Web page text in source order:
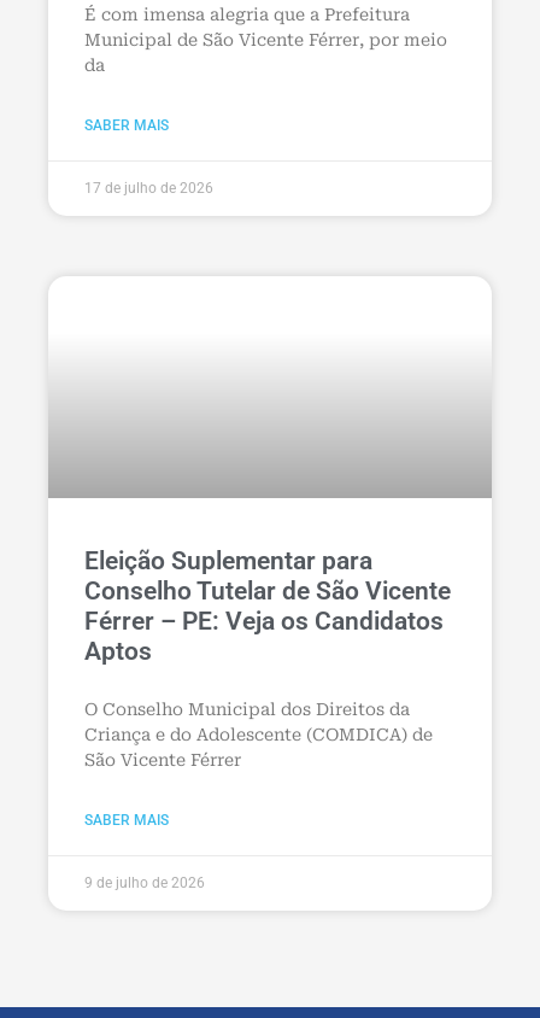
É com imensa alegria que a Prefeitura
Municipal de São Vicente Férrer, por meio
da
SABER MAIS
17 de julho de 2026
Eleição Suplementar para
Conselho Tutelar de São Vicente
Férrer – PE: Veja os Candidatos
Aptos
O Conselho Municipal dos Direitos da
Criança e do Adolescente (COMDICA) de
São Vicente Férrer
SABER MAIS
9 de julho de 2026